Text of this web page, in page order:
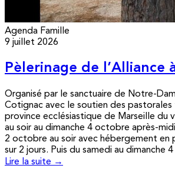
Agenda Famille
9 juillet 2026
Pèlerinage de l’Alliance
Organisé par le sanctuaire de Notre-
Cotignac avec le soutien des pastorales
province ecclésiastique de Marseille du
au soir au dimanche 4 octobre après-
2 octobre au soir avec hébergement en
sur 2 jours. Puis du samedi au dimanche
Lire la suite →